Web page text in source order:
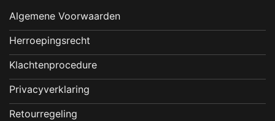
Algemene Voorwaarden
Herroepingsrecht
Klachtenprocedure
Privacyverklaring
Retourregeling